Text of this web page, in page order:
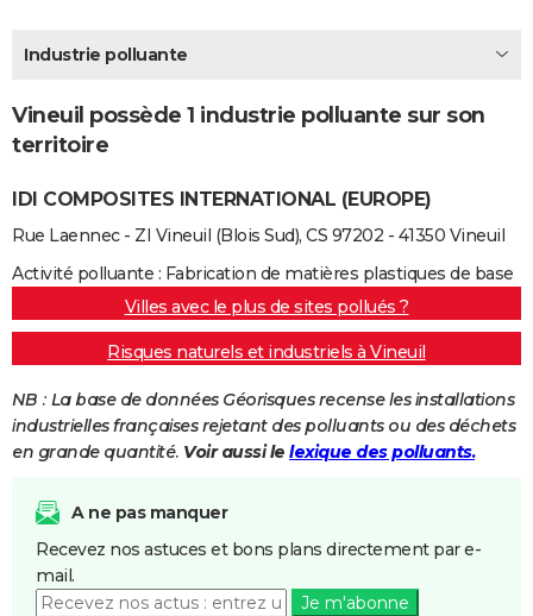
BONS PLANS
Dictionnaire
Biographies
Citations
Expressions
Proverbes
PROGRAMME TV
COPAINS D'AVANT
Service militaire
Avis de recherche
AVIS DE DÉCÈS
Bricolage
Lifestyle
Culture
Sport
Auto
Television
Voyage
Cinema
Industrie polluante
Vineuil possède 1 industrie polluante sur son
territoire
IDI COMPOSITES INTERNATIONAL (EUROPE)
Rue Laennec - ZI Vineuil (Blois Sud), CS 97202 - 41350 Vineuil
Activité polluante : Fabrication de matières plastiques de base
Villes avec le plus de sites pollués ?
Risques naturels et industriels à Vineuil
NB : La base de données Géorisques recense les installations
industrielles françaises rejetant des polluants ou des déchets
en grande quantité. Voir aussi le lexique des polluants.
A ne pas manquer
Recevez nos astuces et bons plans directement par e-
mail.
Je m'abonne